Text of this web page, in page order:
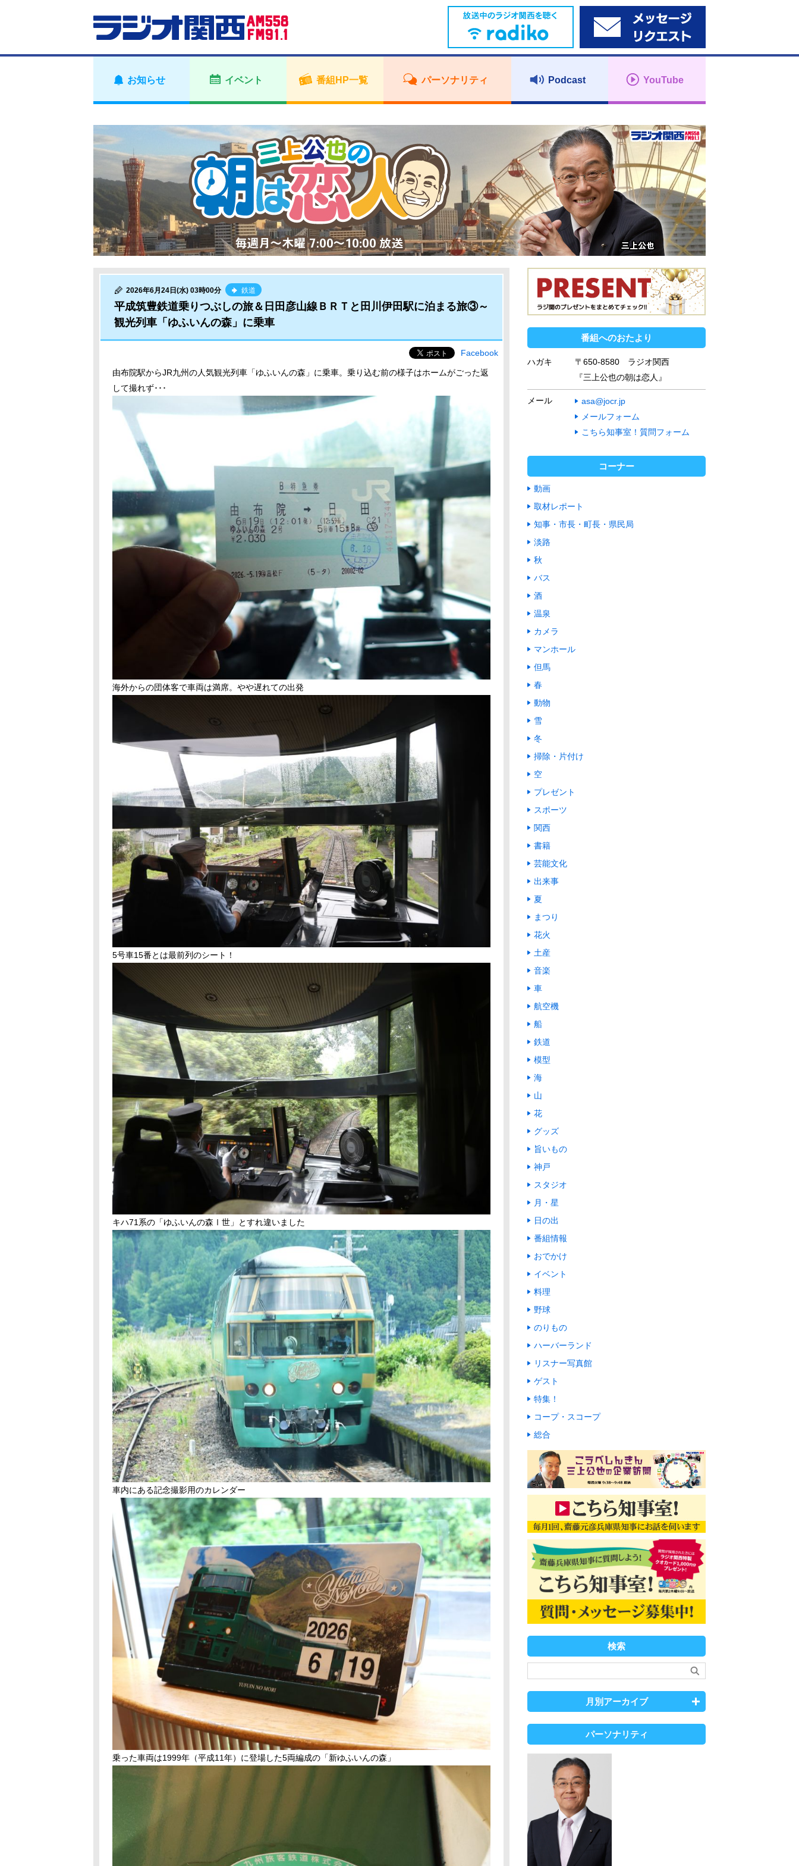
お知らせ イベント 番組HP一覧 パーソナリティ Podcast YouTube
2026年6月24日(水) 03時00分 鉄道
平成筑豊鉄道乗りつぶしの旅＆日田彦山線ＢＲＴと田川伊田駅に泊まる旅③～
観光列車「ゆふいんの森」に乗車
Facebook
由布院駅からJR九州の人気観光列車「ゆふいんの森」に乗車。乗り込む前の様子はホームがごった返
して撮れず･･･
海外からの団体客で車両は満席。やや遅れての出発
5号車15番とは最前列のシート！
キハ71系の「ゆふいんの森Ⅰ世」とすれ違いました
車内にある記念撮影用のカレンダー
乗った車両は1999年（平成11年）に登場した5両編成の「新ゆふいんの森」
番組へのおたより
ハガキ
〒650-8580 ラジオ関西
『三上公也の朝は恋人』
メール
asa@jocr.jp
メールフォーム
こちら知事室！質問フォーム
コーナー
動画
取材レポート
知事・市長・町長・県民局
淡路
秋
バス
酒
温泉
カメラ
マンホール
但馬
春
動物
雪
冬
掃除・片付け
空
プレゼント
スポーツ
関西
書籍
芸能文化
出来事
夏
まつり
花火
土産
音楽
車
航空機
船
鉄道
模型
海
山
花
グッズ
旨いもの
神戸
スタジオ
月・星
日の出
番組情報
おでかけ
イベント
料理
野球
のりもの
ハーバーランド
リスナー写真館
ゲスト
特集！
コープ・スコープ
総合
検索
月別アーカイブ
パーソナリティ